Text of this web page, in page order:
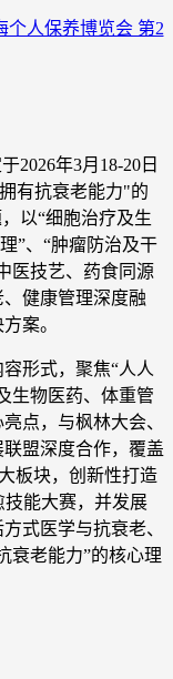
2026年3月18-20日
有抗衰老能力"的
以“细胞治疗及生
”、“肿瘤防治及干
医技艺、药食同源
健康管理深度融
案。
形式，聚焦“人人
生物医药、体重管
点，与枫林大会、
盟深度合作，覆盖
板块，创新性打造
技能大赛，并发展
式医学与抗衰老、
衰老能力”的核心理